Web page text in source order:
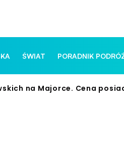
ŚWIAT PORADNIK
na Majorce. Cena